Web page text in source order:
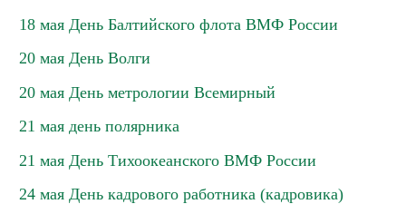
18 мая День Балтийского флота ВМФ России
20 мая День Волги
20 мая День метрологии Всемирный
21 мая день полярника
21 мая День Тихоокеанского ВМФ России
24 мая День кадрового работника (кадровика)